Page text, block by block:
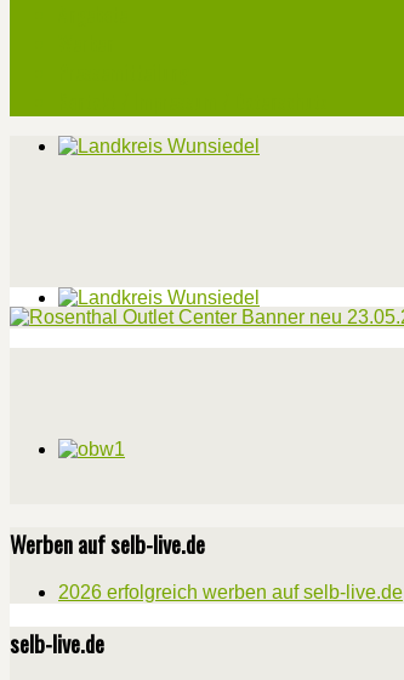
Werben auf selb-live.de
2026 erfolgreich werben auf selb-live.de
selb-live.de